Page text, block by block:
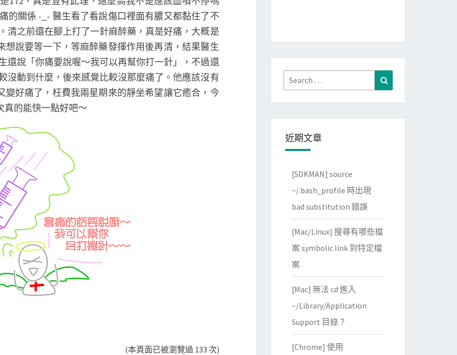
的關係 -_- 醫生看了看說傷口裡面有膿又都黏住了不
清之前還在腳上打了一針麻醉藥，真是好痛，大概是
想說要等一下，等麻醉藥發揮作用後再清，結果醫生
還說「你痛要說喔～我可以再幫你打一針」，不過還
沒動到什麼，後來感覺比較沒那麼痛了。他應該沒有
變好痛了，枉費我兩星期來的靜坐希望讓它癒合，今
真的能快一點好吧～
(本頁面已被瀏覽過 133 次)
Search
for:
近期文章
[SDKMAN] source
~/.bash_profile 時出現
bad substitution 錯誤
[Mac/Linux] 搜尋有哪些檔
案 symbolic link 到特定檔
案
[Mac] 無法 cd 進入
~/Library/Application
Support 目錄？
[Chrome] 使用